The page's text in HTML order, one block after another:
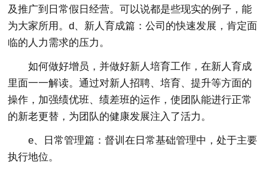
及推广到日常假日经营。可以说都是些现实的例子，能
为大家所用。d、新人育成篇：公司的快速发展，肯定面
临的人力需求的压力。
如何做好增员，并做好新人培育工作，在新人育成
里面一一解读。通过对新人招聘、培育、提升等方面的
操作，加强绩优班、绩差班的运作，使团队能进行正常
的新老更替，为团队的健康发展注入了活力。
e、日常管理篇：督训在日常基础管理中，处于主要
执行地位。